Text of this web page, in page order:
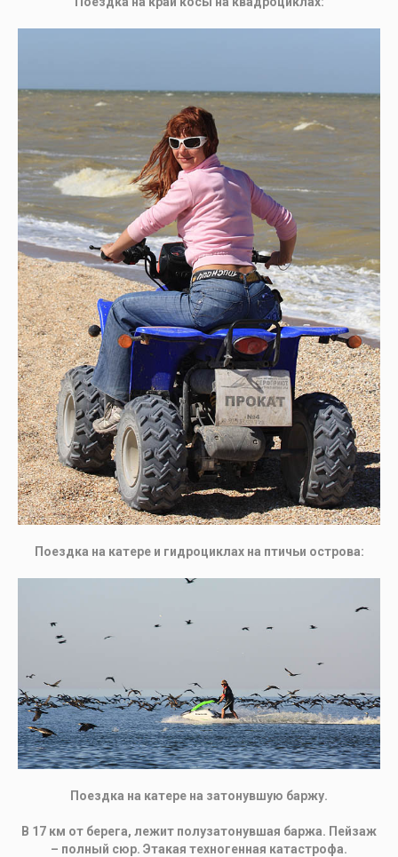
Поездка на катере и гидроциклах на птичьи острова:
Поездка на катере на затонувшую баржу.
В 17 км от берега, лежит полузатонувшая баржа. Пейзаж
– полный сюр. Этакая техногенная катастрофа.